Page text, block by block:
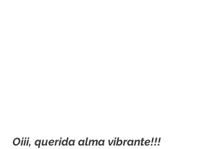
Oiii, querida alma vibrante!!!